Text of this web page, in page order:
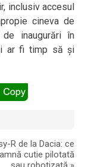
inclusiv accesul
cineva de
inaugurări în
ar fi timp să și
R de la Dacia: ce
cutie pilotată